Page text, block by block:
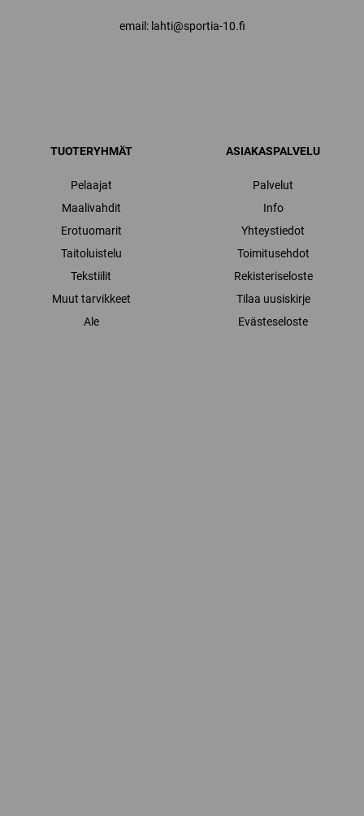
email: lahti@sportia-10.fi
TUOTERYHMÄT
Pelaajat
Maalivahdit
Erotuomarit
Taitoluistelu
Tekstiilit
Muut tarvikkeet
Ale
ASIAKASPALVELU
Palvelut
Info
Yhteystiedot
Toimitusehdot
Rekisteriseloste
Tilaa uusiskirje
Evästeseloste